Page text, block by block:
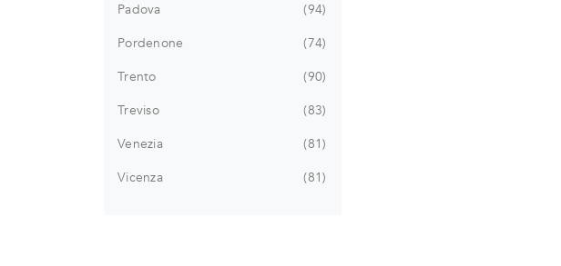
Padova
94
Pordenone
74
Trento
90
Treviso
83
Venezia
81
Vicenza
81